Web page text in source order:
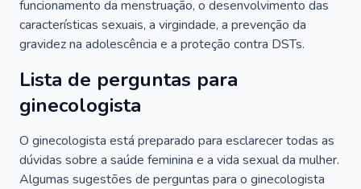
funcionamento da menstruação, o desenvolvimento das
características sexuais, a virgindade, a prevenção da
gravidez na adolescência e a proteção contra DSTs.
Lista de perguntas para
ginecologista
O ginecologista está preparado para esclarecer todas as
dúvidas sobre a saúde feminina e a vida sexual da mulher.
Algumas sugestões de perguntas para o ginecologista